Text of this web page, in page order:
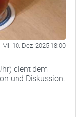
Mi. 10. Dez. 2025 18:00
dient dem
und Diskussion.